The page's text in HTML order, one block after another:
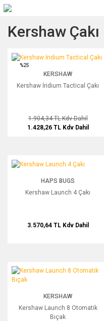
Kershaw Çakı
Kershaw İridium Tactical Çakı
%25
KERSHAW
Kershaw İridium Tactical Çakı
1.904,34 TLKdv Dahil
1.428,26 TL Kdv Dahil
Kershaw Launch 4 Çakı
HAPS BUGS
Kershaw Launch 4 Çakı
3.570,64 TL Kdv Dahil
Kershaw Launch 8 Otomatik Bıçak
KERSHAW
Kershaw Launch 8 Otomatik
Bıçak